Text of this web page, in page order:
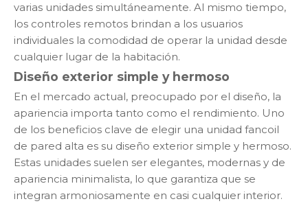
varias unidades simultáneamente. Al mismo tiempo,
los controles remotos brindan a los usuarios
individuales la comodidad de operar la unidad desde
cualquier lugar de la habitación.
Diseño exterior simple y hermoso
En el mercado actual, preocupado por el diseño, la
apariencia importa tanto como el rendimiento. Uno
de los beneficios clave de elegir una unidad fancoil
de pared alta es su diseño exterior simple y hermoso.
Estas unidades suelen ser elegantes, modernas y de
apariencia minimalista, lo que garantiza que se
integran armoniosamente en casi cualquier interior.